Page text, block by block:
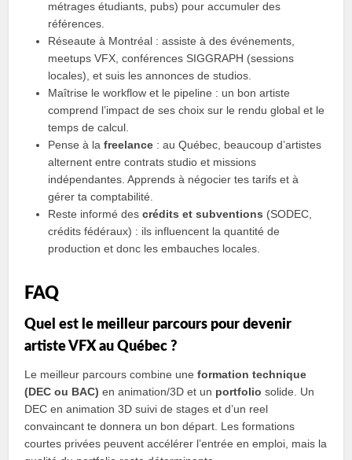
métrages étudiants, pubs) pour accumuler des
références.
Réseaute à Montréal : assiste à des événements,
meetups VFX, conférences SIGGRAPH (sessions
locales), et suis les annonces de studios.
Maîtrise le workflow et le pipeline : un bon artiste
comprend l’impact de ses choix sur le rendu global et le
temps de calcul.
Pense à lafreelance : au Québec, beaucoup d’artistes
alternent entre contrats studio et missions
indépendantes. Apprends à négocier tes tarifs et à
gérer ta comptabilité.
Reste informé descrédits et subventions (SODEC,
crédits fédéraux) : ils influencent la quantité de
production et donc les embauches locales.
FAQ
Quel est le meilleur parcours pour devenir
artiste VFX au Québec ?
Le meilleur parcours combine uneformation technique
(DEC ou BAC) en animation/3D et un portfolio solide. Un
DEC en animation 3D suivi de stages et d’un reel
convaincant te donnera un bon départ. Les formations
courtes privées peuvent accélérer l’entrée en emploi, mais la